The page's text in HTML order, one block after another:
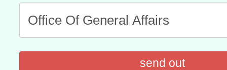
send out